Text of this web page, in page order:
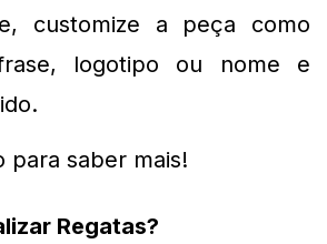
customize a peça como
logotipo ou nome e
para saber mais!
Regatas?